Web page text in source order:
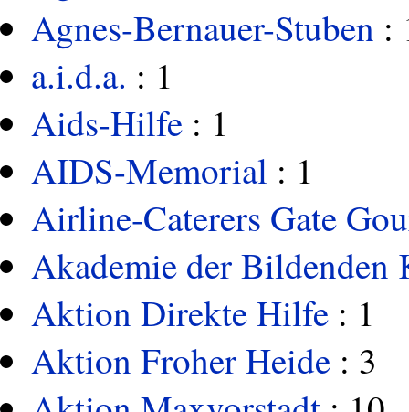
Agnes-Bernauer-Stuben :
a.i.d.a. : 1
Aids-Hilfe : 1
AIDS-Memorial : 1
Airline-Caterers Gate
Akademie der Bildenden
Aktion Direkte Hilfe : 1
Aktion Froher Heide : 3